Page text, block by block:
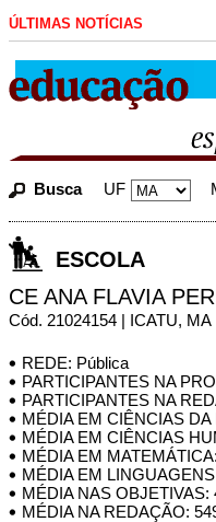
ÚLTIMAS NOTÍCIAS
Busca UF
ESCOLA
CE ANA FLAVIA
Cód. 21024154 | ICATU, MA
REDE: Pública
PARTICIPANTES NA
PARTICIPANTES NA
MÉDIA EM CIÊNCIAS
MÉDIA EM CIÊNCIAS
MÉDIA EM
MÉDIA EM
MÉDIA NAS OBJETIVAS:
MÉDIA NA REDAÇÃO: